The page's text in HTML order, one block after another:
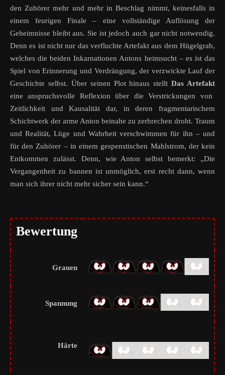
den Zuhörer mehr und mehr in Beschlag nimmt, keinesfalls in
einem feurigen Finale – eine vollständige Auflösung der
Geheimnisse bleibt aus. Sie ist jedoch auch gar nicht notwendig.
Denn es ist nicht nur das verfluchte Artefakt aus dem Hügelgrab,
welches die beiden Inkarnationen Antons heimsucht – es ist das
Spiel von Erinnerung und Verdrängung, der verzwickte Lauf der
Geschichte selbst. Über seinen Plot hinaus stelltDas Artefakt
eine anspruchsvolle Reflexion über die Verstrickungen von
Zeitlichkeit und Kausalität dar, in deren fragmentarischem
Schichtwerk der arme Anton beinahe zu zerbrechen droht. Traum
und Realität, Lüge und Wahrheit verschwimmen für ihn – und
für den Zuhörer – in einem gespenstischen Mahlstrom, der kein
Entkommen zulässt. Denn, wie Anton selbst bemerkt: „Die
Vergangenheit zu bannen ist unmöglich, erst recht dann, wenn
man sich ihrer nicht mehr sicher sein kann.“
Bewertung
Grauen
Spannung
Härte